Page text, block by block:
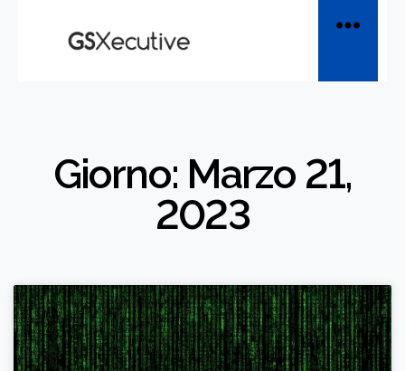
Giorno: Marzo 21,
2023